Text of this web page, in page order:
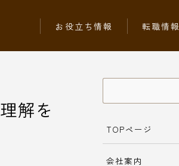
お役立ち情報 転職情報
解を
TOPページ
会社案内